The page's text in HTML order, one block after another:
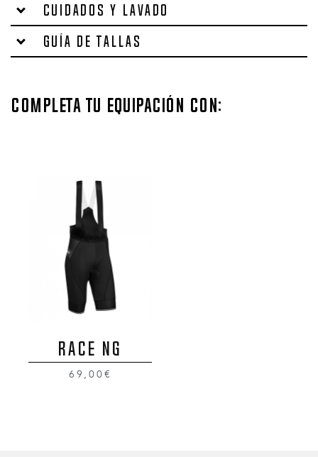
Cuidados y lavado
Guía de tallas
Completa tu equipación con:
RACE NG
69,00€